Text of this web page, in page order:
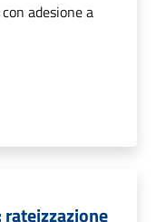
adesione a